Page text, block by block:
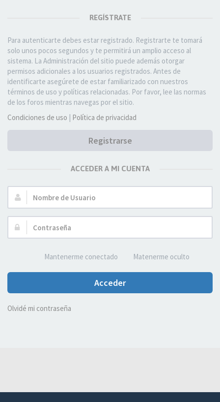
REGÍSTRATE
Para autenticarte debes estar registrado. Registrarte te tomará
solo unos pocos segundos y te permitirá un amplio acceso al
sistema. La Administración del sitio puede además otorgar
permisos adicionales a los usuarios registrados. Antes de
identificarte asegúrete de estar familiarizado con nuestros
términos de uso y políticas relacionadas. Por favor, lee las normas
de los foros mientras navegas por el sitio.
Condiciones de uso | Política de privacidad
Registrarse
ACCEDER A MI CUENTA
Nombre
de
Usuario:
Contraseña:
Mantenerme conectado Matenerme oculto
Acceder
Olvidé mi contraseña